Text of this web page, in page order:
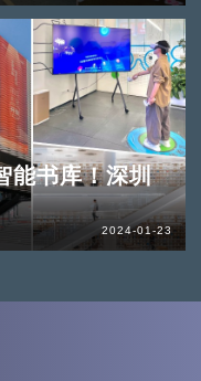
能书库！深圳
2024-01-23